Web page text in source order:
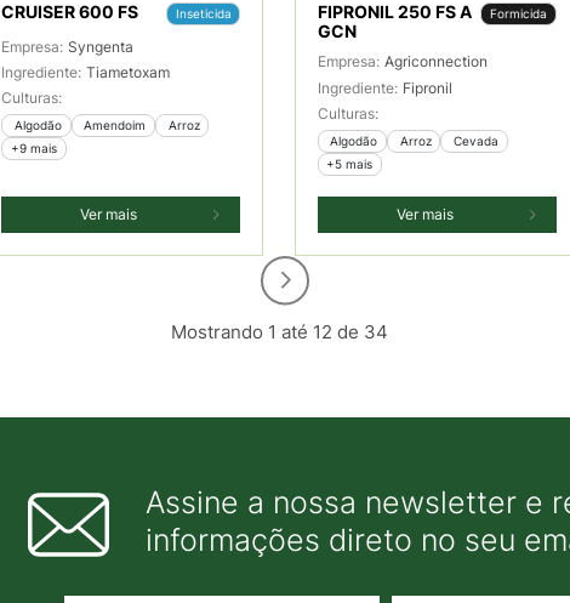
CRUISER 600 FS Inseticida
Empresa: Syngenta
Ingrediente: Tiametoxam
Culturas:
Algodão Amendoim
Arroz
+9 mais
Ver mais
FIPRONIL 250 FS A
GCN
Formicida
Empresa: Agriconnection
Ingrediente: Fipronil
Culturas:
Algodão Arroz
Cevada
+5 mais
Ver mais
Mostrando 1 até 12 de 34
Assine a nossa newsletter e
informações direto no seu